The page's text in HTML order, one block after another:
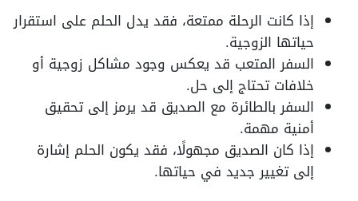
إذا كانت الرحلة ممتعة، فقد يدل الحلم على استقرار
حياتها الزوجية.
السفر المتعب قد يعكس وجود مشاكل زوجية أو
خلافات تحتاج إلى حل.
السفر بالطائرة مع الصديق قد يرمز إلى تحقيق
أمنية مهمة.
إذا كان الصديق مجهولًا، فقد يكون الحلم إشارة
إلى تغيير جديد في حياتها.